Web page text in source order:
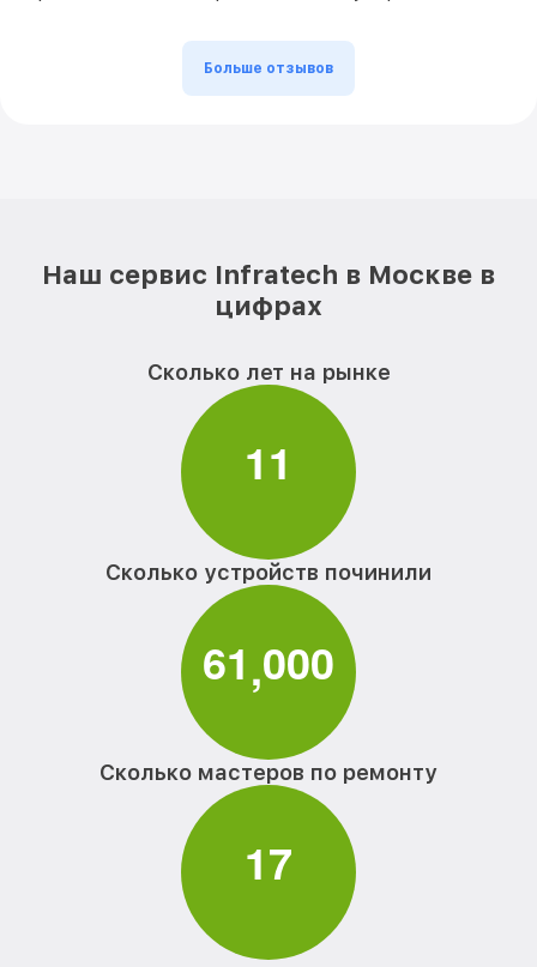
Больше отзывов
Наш сервис Infratech в Москве в
цифрах
Сколько лет на рынке
11
Сколько устройств починили
61,000
Сколько мастеров по ремонту
17